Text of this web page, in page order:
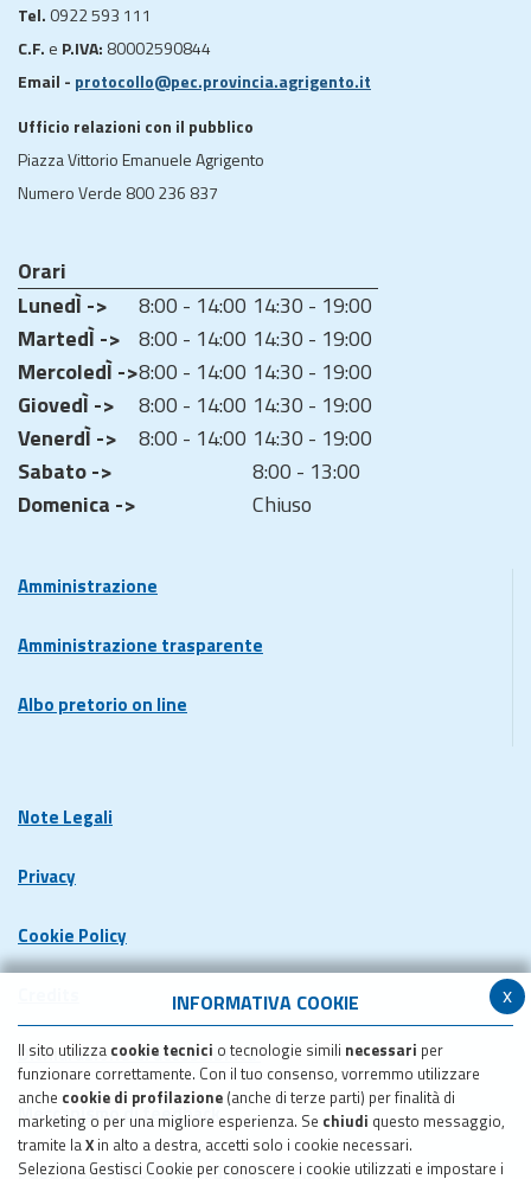
x
INFORMATIVA COOKIE
Il sito utilizza cookie tecnici o tecnologie simili necessari per
funzionare correttamente. Con il tuo consenso, vorremmo utilizzare
anche cookie di profilazione (anche di terze parti) per finalità di
marketing o per una migliore esperienza. Se chiudi questo messaggio,
tramite laX in alto a destra, accetti solo i cookie necessari.
Seleziona Gestisci Cookie per conoscere i cookie utilizzati e impostare i
Tel. 0922 593 111
C.F. e P.IVA: 80002590844
Email - protocollo@pec.provincia.agrigento.it
Ufficio relazioni con il pubblico
Piazza Vittorio Emanuele Agrigento
Numero Verde 800 236 837
Orari
LunedÌ ->
8:00 - 14:00 14:30 - 19:00
MartedÌ -> 8:00 - 14:00 14:30 - 19:00
MercoledÌ ->8:00 - 14:00 14:30 - 19:00
GiovedÌ ->
8:00 - 14:00 14:30 - 19:00
VenerdÌ ->
8:00 - 14:00 14:30 - 19:00
Sabato ->
8:00 - 13:00
Domenica ->
Chiuso
Amministrazione
Amministrazione trasparente
Albo pretorio on line
Note Legali
Privacy
Cookie Policy
Dichiarazione di accessibilita'
Meccanismo di feedback
Pubblicazione obiettivi di accessibilita'